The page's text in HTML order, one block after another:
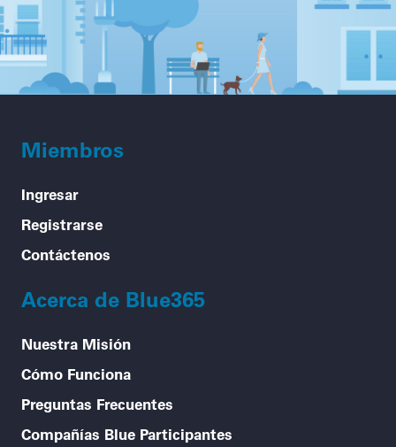
Miembros
Ingresar
Registrarse
Contáctenos
Acerca de Blue365
Nuestra Misión
Cómo Funciona
Preguntas Frecuentes
Compañías Blue Participantes